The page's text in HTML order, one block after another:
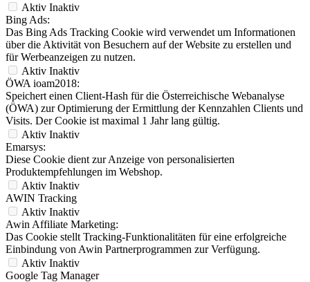
Aktiv Inaktiv
Bing Ads:
Das Bing Ads Tracking Cookie wird verwendet um Informationen
über die Aktivität von Besuchern auf der Website zu erstellen und
für Werbeanzeigen zu nutzen.
Aktiv Inaktiv
ÖWA ioam2018:
Speichert einen Client-Hash für die Österreichische Webanalyse
(ÖWA) zur Optimierung der Ermittlung der Kennzahlen Clients und
Visits. Der Cookie ist maximal 1 Jahr lang gültig.
Aktiv Inaktiv
Emarsys:
Diese Cookie dient zur Anzeige von personalisierten
Produktempfehlungen im Webshop.
Aktiv Inaktiv
AWIN Tracking
Aktiv Inaktiv
Awin Affiliate Marketing:
Das Cookie stellt Tracking-Funktionalitäten für eine erfolgreiche
Einbindung von Awin Partnerprogrammen zur Verfügung.
Aktiv Inaktiv
Google Tag Manager